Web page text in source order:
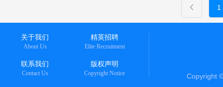
1
关于我们
About Us
精英招聘
Elite Recruitment
联系我们
Contact Us
版权声明
Copyright Notice Copyright